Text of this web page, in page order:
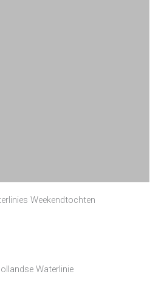
Weekendtochten
Waterlinie